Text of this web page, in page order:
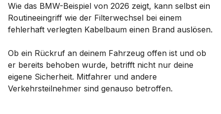
Wie das BMW-Beispiel von 2026 zeigt, kann selbst ein
Routineeingriff wie der Filterwechsel bei einem
fehlerhaft verlegten Kabelbaum einen Brand auslösen.
Ob ein Rückruf an deinem Fahrzeug offen ist und ob
er bereits behoben wurde, betrifft nicht nur deine
eigene Sicherheit. Mitfahrer und andere
Verkehrsteilnehmer sind genauso betroffen.